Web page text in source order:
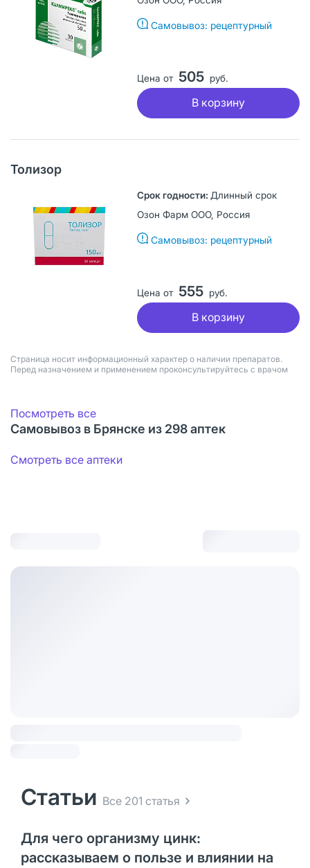
Самовывоз: рецептурный
Цена от 505 руб.
В корзину
Толизор
Длинный срок
Озон Фарм ООО, Россия
Самовывоз: рецептурный
Цена от 555 руб.
В корзину
Страница носит информационный характер о наличии препаратов.
Перед назначением и применением проконсультируйтесь с врачом
Посмотреть все
Самовывоз в Брянске из 298 аптек
Смотреть все аптеки
Статьи Все 201 статья
Для чего организму цинк:
рассказываем о пользе и влиянии на